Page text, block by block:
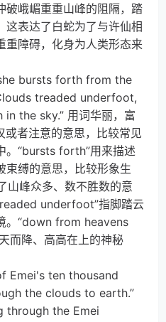
破峨嵋重重山峰的阻隔，踏
这表达了白蛇为了与许仙相
重障碍，化身为人类形态来
bursts forth from the
treaded underfoot,
the sky.” 用词华丽，富
或者注意的意思，比较常见
。“bursts forth”用来描述
束缚的意思，比较形象生
山峰众多、数不胜数的意
underfoot”指脚踏云
。“down from heavens
而降、高高在上的神秘
Emei's ten thousand
the clouds to earth.”
through the Emei